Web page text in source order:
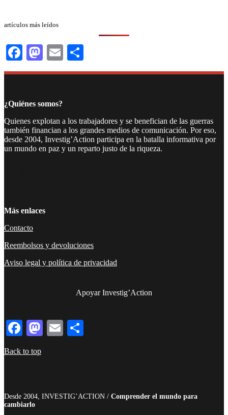
artículos más leídos
Facebook
Mastodon
Email
¿Quiénes somos?
Quienes explotan a los trabajadores y se benefician de las guerras
también financian a los grandes medios de comunicación. Por eso,
desde 2004, Investig’Action participa en la batalla informativa por
un mundo en paz y un reparto justo de la riqueza.
Más enlaces
Contacto
Reembolsos y devoluciones
Aviso legal y política de privacidad
Apoyar Investig’Action
Facebook
Mastodon
Email
Back to top
Desde 2004, INVESTIG’ACTION / Comprender el mundo para
cambiarlo